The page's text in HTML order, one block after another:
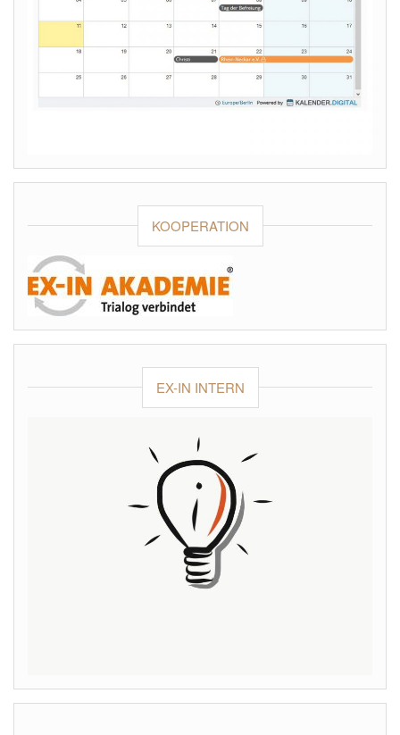
KOOPERATION
EX-IN INTERN